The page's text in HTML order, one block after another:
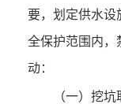
要，划定供水设
全保护范围内，
动：
（一）挖坑